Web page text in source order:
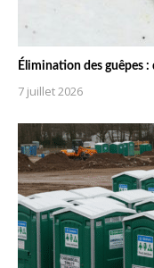
Élimination des guêpes
7 juillet 2026